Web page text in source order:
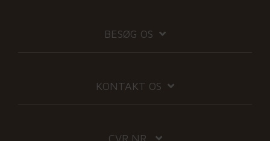
BESØG OS
KONTAKT OS
CVR NR.